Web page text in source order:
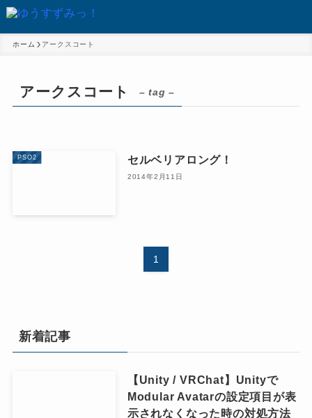
ホーム アークスコート
アークスコート – tag –
PSO2 セルベリアロング！
2014年2月11日
1
新着記事
【Unity / VRChat】Unityで
Modular Avatarの設定項目が表
示されなくなった時の対処方法